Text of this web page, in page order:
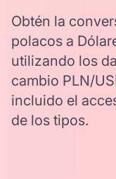
Obtén la
polacos a
utilizando los
cambio PLN/
incluido el
de los tipos.